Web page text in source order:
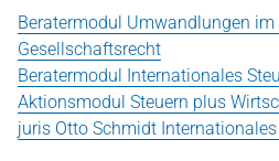
Beratermodul Umwandlungen im
Gesellschaftsrecht
Beratermodul Internationales
Aktionsmodul Steuern plus
juris Otto Schmidt